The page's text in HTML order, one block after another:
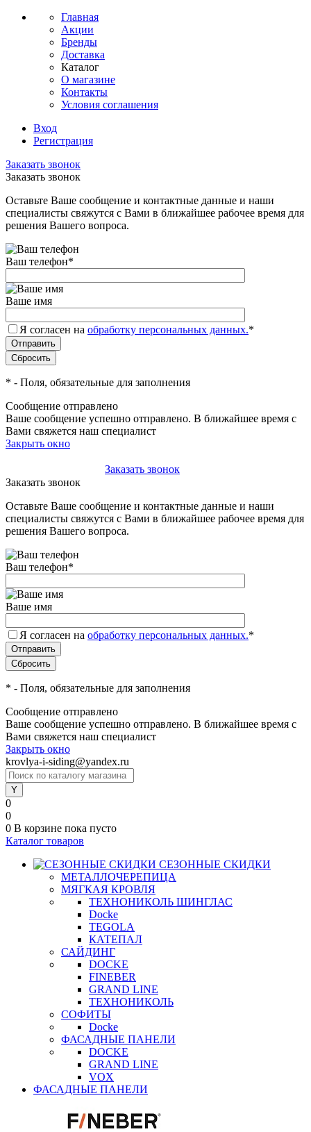
Главная
Акции
Бренды
Доставка
Каталог
О магазине
Контакты
Условия соглашения
Вход
Регистрация
Заказать звонок
Заказать звонок
Оставьте Ваше сообщение и контактные данные и наши
специалисты свяжутся с Вами в ближайшее рабочее время для
решения Вашего вопроса.
Ваш телефон*
Ваше имя
Я согласен на обработку персональных данных.*
* - Поля, обязательные для заполнения
Сообщение отправлено
Ваше сообщение успешно отправлено. В ближайшее время с
Вами свяжется наш специалист
Закрыть окно
Заказать звонок
Заказать звонок
Оставьте Ваше сообщение и контактные данные и наши
специалисты свяжутся с Вами в ближайшее рабочее время для
решения Вашего вопроса.
Ваш телефон*
Ваше имя
Я согласен на обработку персональных данных.*
* - Поля, обязательные для заполнения
Сообщение отправлено
Ваше сообщение успешно отправлено. В ближайшее время с
Вами свяжется наш специалист
Закрыть окно
krovlya-i-siding@yandex.ru
0
0
0 В корзине пока пусто
Каталог товаров
СЕЗОННЫЕ СКИДКИ
МЕТАЛЛОЧЕРЕПИЦА
МЯГКАЯ КРОВЛЯ
ТЕХНОНИКОЛЬ ШИНГЛАС
Docke
TEGOLA
КАТЕПАЛ
САЙДИНГ
DOCKE
FINEBER
GRAND LINE
ТЕХНОНИКОЛЬ
СОФИТЫ
Docke
ФАСАДНЫЕ ПАНЕЛИ
DOCKE
GRAND LINE
VOX
ФАСАДНЫЕ ПАНЕЛИ